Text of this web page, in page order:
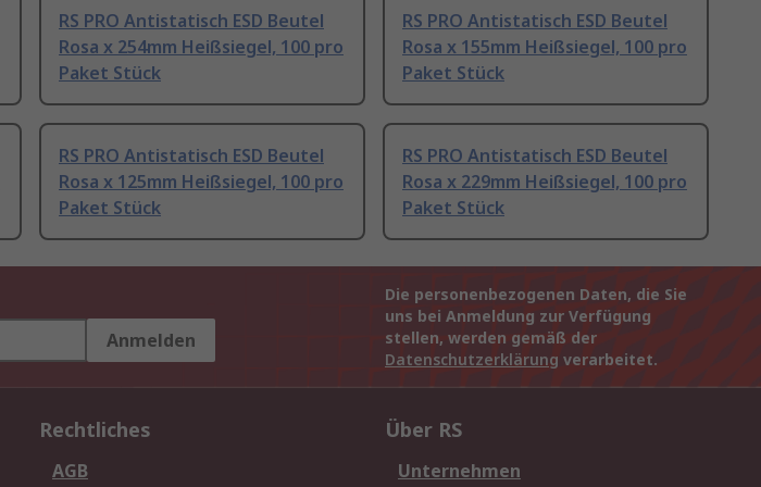
RS PRO Antistatisch ESD Beutel
Rosa x 254mm Heißsiegel, 100 pro
Paket Stück
RS PRO Antistatisch ESD Beutel
Rosa x 155mm Heißsiegel, 100 pro
Paket Stück
RS PRO Antistatisch ESD Beutel
Rosa x 125mm Heißsiegel, 100 pro
Paket Stück
RS PRO Antistatisch ESD Beutel
Rosa x 229mm Heißsiegel, 100 pro
Paket Stück
Anmelden
Die personenbezogenen Daten, die Sie
uns bei Anmeldung zur Verfügung
stellen, werden gemäß der
Datenschutzerklärung verarbeitet.
Rechtliches
AGB
Über RS
Unternehmen